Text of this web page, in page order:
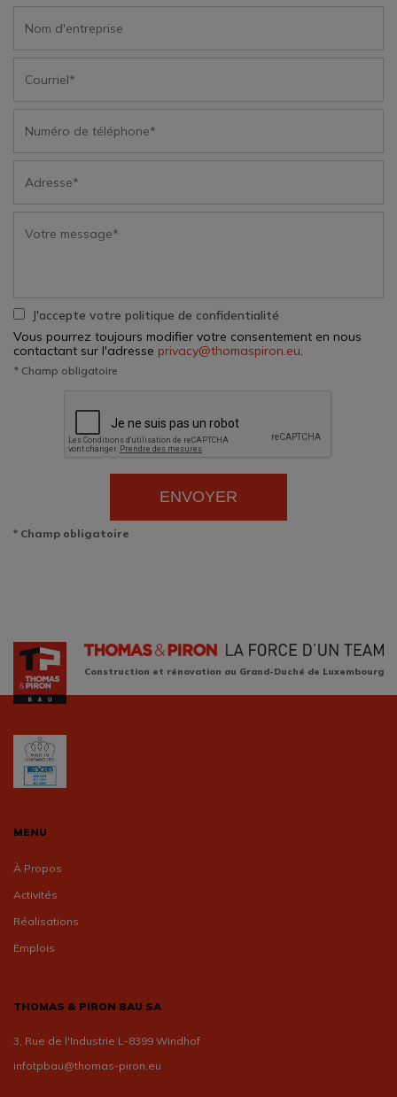
J'accepte votre politique de confidentialité
Vous pourrez toujours modifier votre consentement en nous
contactant sur l'adresse privacy@thomaspiron.eu.
* Champ obligatoire
ENVOYER
* Champ obligatoire
Construction et rénovation au Grand-Duché de Luxembourg
MENU
À Propos
Activités
Réalisations
Emplois
THOMAS & PIRON BAU SA
3, Rue de l'Industrie L-8399 Windhof
infotpbau@thomas-piron.eu